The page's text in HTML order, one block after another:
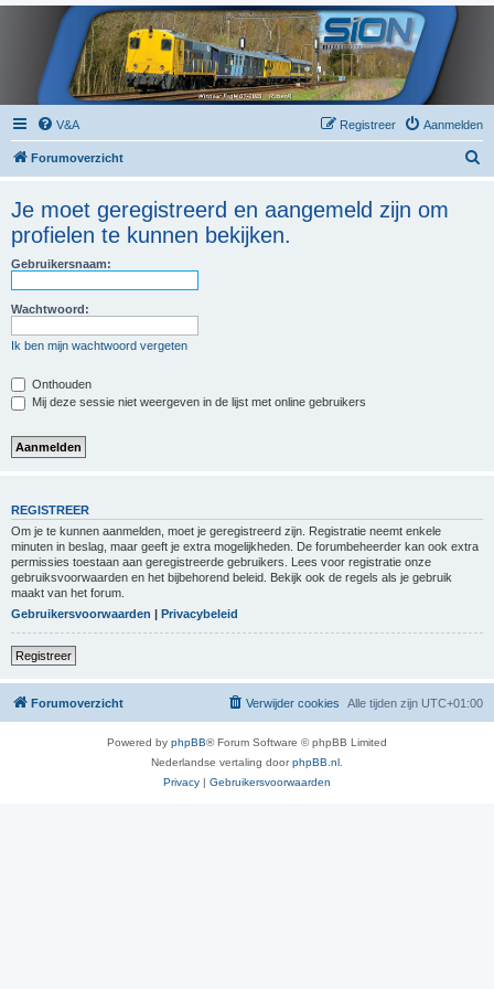
V&A Aanmelden
Registreer
Forumoverzicht
Je moet geregistreerd en aangemeld zijn om
profielen te kunnen bekijken.
Gebruikersnaam:
Wachtwoord:
Ik ben mijn wachtwoord vergeten
Onthouden
Mij deze sessie niet weergeven in de lijst met online gebruikers
REGISTREER
Om je te kunnen aanmelden, moet je geregistreerd zijn. Registratie neemt enkele
minuten in beslag, maar geeft je extra mogelijkheden. De forumbeheerder kan ook extra
permissies toestaan aan geregistreerde gebruikers. Lees voor registratie onze
gebruiksvoorwaarden en het bijbehorend beleid. Bekijk ook de regels als je gebruik
maakt van het forum.
Gebruikersvoorwaarden
Privacybeleid
Registreer
Forumoverzicht Alle tijden zijn UTC+01:00
Verwijder cookies
Powered by phpBB® Forum Software © phpBB Limited
Nederlandse vertaling doorphpBB.nl
Privacy | Gebruikersvoorwaarden